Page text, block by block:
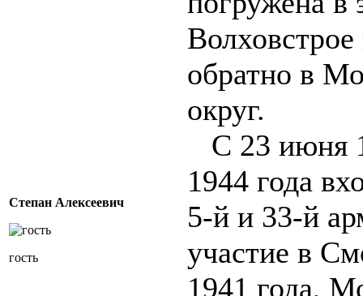
Степан Алексеевич
гость
обратно в
округ.
С 23 июня
1944 года
5-й и 33-й
участие в
1941 года,